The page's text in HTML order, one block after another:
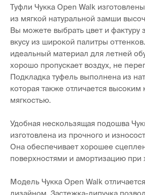
Туфли Чукка Open Walk
из мягкой натуральной замши
Вы можете выбрать цвет и фактуру
вкусу из широкой палитры
идеальный материал для летней
хорошо пропускает воздух, не
Подкладка туфель выполнена из
которая также отличается высоким
мягкостью.
Удобная нескользящая подошва
изготовлена из прочного и
Она обеспечивает хорошее
поверхностями и амортизацию при
Модель Чукка Open Walk